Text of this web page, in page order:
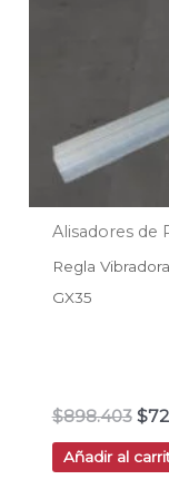
Alisadores de
Regla
GX35
$898.403 $
Añadir al